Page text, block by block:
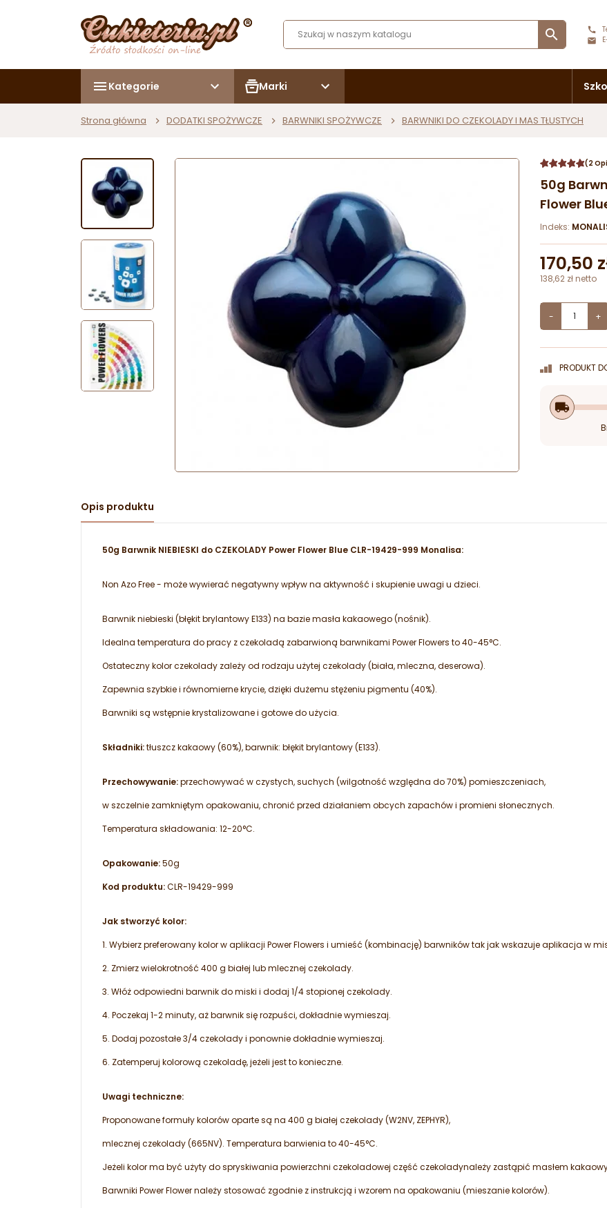

Kategorie Marki
Strona główna DODATKI SPOŻYWCZE BARWNIKI SPOŻYWCZE BARWNIKI DO CZEKOLADY I MAS TŁUSTYCH
(2
50g
Flower
Indeks:
170,50
138,62 zł netto
- +
PRODUKT
local_shipping
Opis produktu
50g Barwnik NIEBIESKI do CZEKOLADY Power Flower Blue CLR-19429-999 Monalisa:
Non Azo Free - może wywierać negatywny wpływ na aktywność i skupienie uwagi u dzieci.
Barwnik niebieski (błękit brylantowy E133) na bazie masła kakaowego (nośnik).
Idealna temperatura do pracy z czekoladą zabarwioną barwnikami Power Flowers to 40-45°C.
Ostateczny kolor czekolady zależy od rodzaju użytej czekolady (biała, mleczna, deserowa).
Zapewnia szybkie i równomierne krycie, dzięki dużemu stężeniu pigmentu (40%).
Barwniki są wstępnie krystalizowane i gotowe do użycia.
Składniki:tłuszcz kakaowy (60%), barwnik: błękit brylantowy (E133).
Przechowywanie:przechowywać w czystych, suchych (wilgotność względna do 70%) pomieszczeniach,
w szczelnie zamkniętym opakowaniu, chronić przed działaniem obcych zapachów i promieni słonecznych.
Temperatura składowania: 12-20°C.
Opakowanie:50g
Kod produktu:CLR-19429-999
Jak stworzyć kolor:
1. Wybierz preferowany kolor w aplikacji Power Flowers i umieść (kombinację) barwników tak jak wskazuje aplikacja w
2. Zmierz wielokrotność 400 g białej lub mlecznej czekolady.
3. Włóż odpowiedni barwnik do miski i dodaj 1/4 stopionej czekolady.
4. Poczekaj 1-2 minuty, aż barwnik się rozpuści, dokładnie wymieszaj.
5. Dodaj pozostałe 3/4 czekolady i ponownie dokładnie wymieszaj.
6. Zatemperuj kolorową czekoladę, jeżeli jest to konieczne.
Uwagi techniczne:
Proponowane formuły kolorów oparte są na 400 g białej czekolady (W2NV, ZEPHYR),
mlecznej czekolady (665NV). Temperatura barwienia to 40-45°C.
Jeżeli kolor ma być użyty do spryskiwania powierzchni czekoladowej część czekoladynależy zastąpić masłem
Barwniki Power Flower należy stosować zgodnie z instrukcją i wzorem na opakowaniu (mieszanie kolorów).